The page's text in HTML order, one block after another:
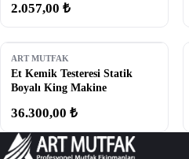
2.057,00 ₺
ART MUTFAK
Et Kemik Testeresi Statik
Boyalı King Makine
36.300,00 ₺